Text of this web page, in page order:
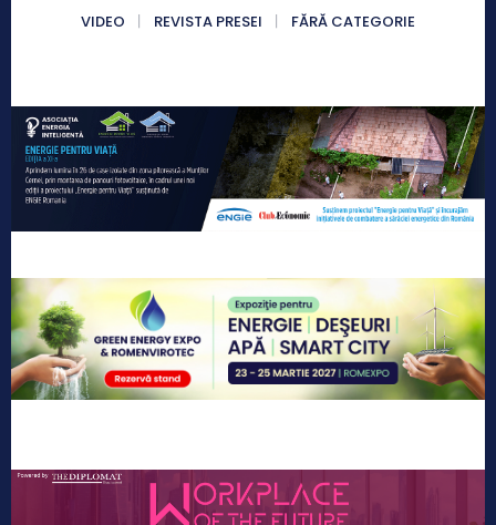
VIDEO
REVISTA PRESEI FĂRĂ CATEGORIE